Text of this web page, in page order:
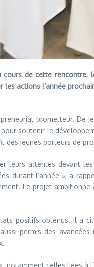
de cette
actions l’année
prometteur. De
soutenir le
jeunes porteurs de
leurs attentes devant
durant l’année », a
Le projet ambitionne
positifs obtenus. Il a
permis des
celles liées à